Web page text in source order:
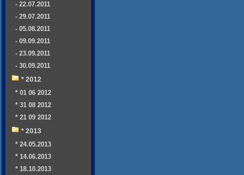
- 22.07.2011
- 29.07.2011
- 05.08.2011
- 09.09.2011
- 23.09.2011
- 30.09.2011
* 2012
* 01 06 2012
* 31 08 2012
* 21 09 2012
* 2013
* 24.05.2013
* 14.06.2013
* 18.10.2013